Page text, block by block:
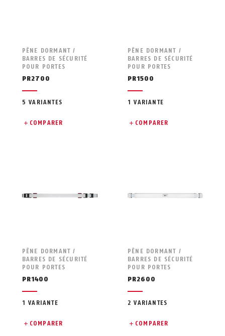
PÊNE DORMANT /
BARRES DE SÉCURITÉ
POUR PORTES
PR2700
5 VARIANTES
COMPARER
PÊNE DORMANT /
BARRES DE SÉCURITÉ
POUR PORTES
PR1500
1 VARIANTE
COMPARER
PÊNE DORMANT /
BARRES DE SÉCURITÉ
POUR PORTES
PR1400
1 VARIANTE
COMPARER
PÊNE DORMANT /
BARRES DE SÉCURITÉ
POUR PORTES
PR2600
2 VARIANTES
COMPARER